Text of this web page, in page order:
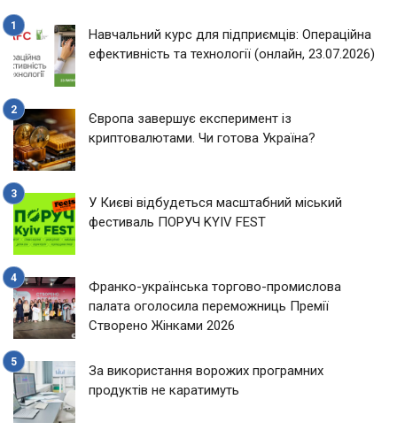
Навчальний курс для підприємців: Операційна
ефективність та технології (онлайн, 23.07.2026)
Європа завершує експеримент із
криптовалютами. Чи готова Україна?
У Києві відбудеться масштабний міський
фестиваль ПОРУЧ KYIV FEST
Франко-українська торгово-промислова
палата оголосила переможниць Премії
Створено Жінками 2026
За використання ворожих програмних
продуктів не каратимуть